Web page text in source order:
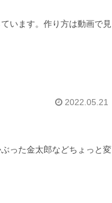
います。作り方は動画で見
2022.05.21
った金太郎などちょっと変